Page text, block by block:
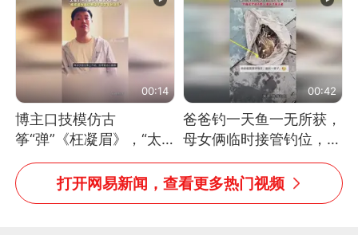
00:14
博主口技模仿古
筝“弹”《枉凝眉》，“太
像了～你是吃古筝长大的
吗？”“或将成为首位考级
不带古筝的选手。”（来
00:42
爸爸钓一天鱼一无所获，
母女俩临时接管钓位，用
玩具鱼竿钓上大鱼
打开网易新闻，查看更多热门视频